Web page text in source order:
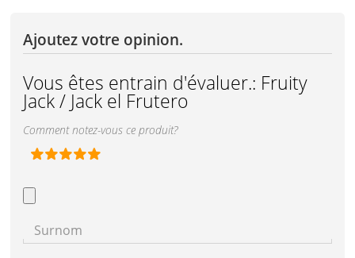
Ajoutez votre opinion.
Vous êtes entrain d'évaluer.: Fruity
Jack / Jack el Frutero
Comment notez-vous ce produit?
Surnom